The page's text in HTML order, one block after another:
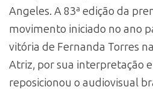
Angeles. A 83ª edição da
movimento iniciado no ano
vitória de Fernanda Torres
Atriz, por sua interpretação
reposicionou o audiovisual